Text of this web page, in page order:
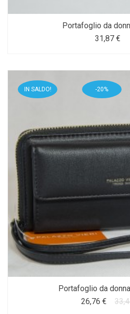
Portafoglio da
31,87 €
Portafoglio da
26,76 €
IN SALDO! -20%